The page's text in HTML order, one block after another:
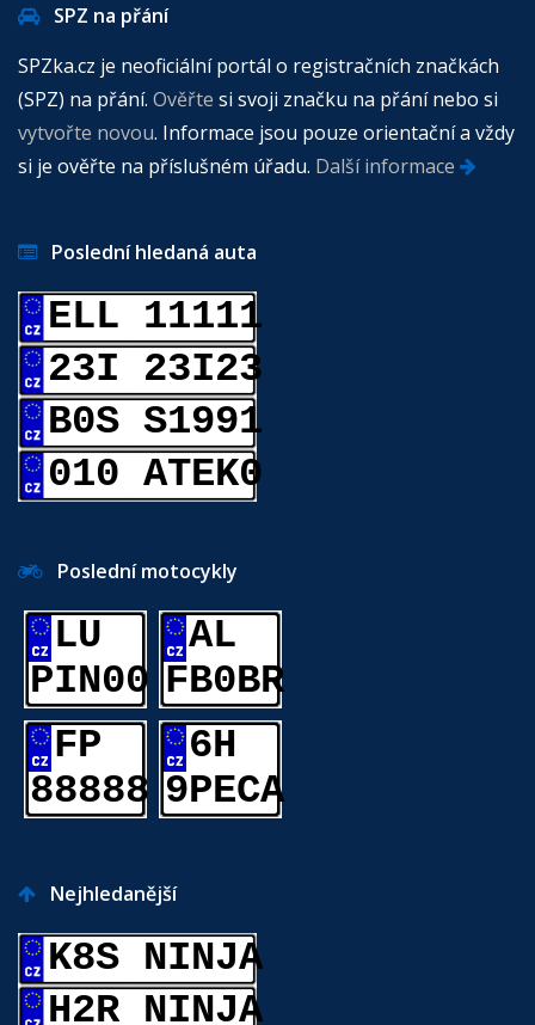
SPZ na přání
SPZka.cz je neoficiální portál o registračních značkách
(SPZ) na přání. Ověřte si svoji značku na přání nebo si
vytvořte novou. Informace jsou pouze orientační a vždy
si je ověřte na příslušném úřadu. Další informace
Poslední hledaná auta
ELL 11111
23I 23I23
B0S S1991
010 ATEK0
Poslední motocykly
LU
PIN00
AL
FB0BR
FP
88888
6H
9PECA
Nejhledanější
K8S NINJA
H2R NINJA